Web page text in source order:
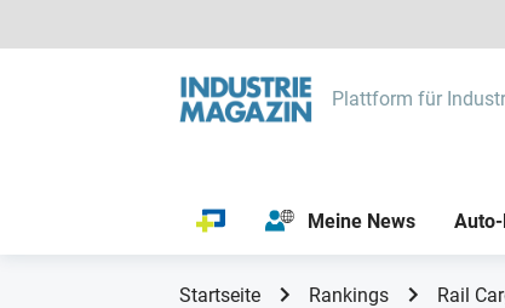
Plattform für
Meine News
Startseite Rankings Rail